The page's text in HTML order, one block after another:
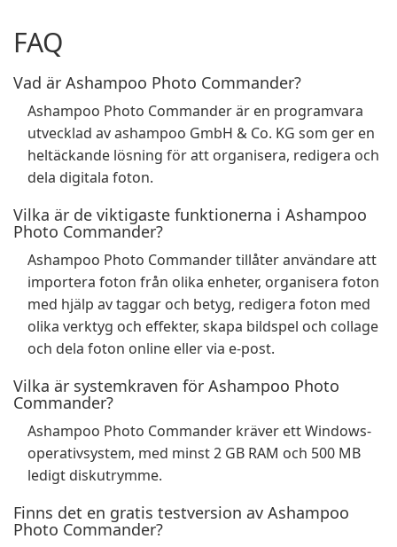
FAQ
Vad är Ashampoo Photo Commander?
Ashampoo Photo Commander är en programvara
utvecklad av ashampoo GmbH & Co. KG som ger en
heltäckande lösning för att organisera, redigera och
dela digitala foton.
Vilka är de viktigaste funktionerna i Ashampoo
Photo Commander?
Ashampoo Photo Commander tillåter användare att
importera foton från olika enheter, organisera foton
med hjälp av taggar och betyg, redigera foton med
olika verktyg och effekter, skapa bildspel och collage
och dela foton online eller via e-post.
Vilka är systemkraven för Ashampoo Photo
Commander?
Ashampoo Photo Commander kräver ett Windows-
operativsystem, med minst 2 GB RAM och 500 MB
ledigt diskutrymme.
Finns det en gratis testversion av Ashampoo
Photo Commander?